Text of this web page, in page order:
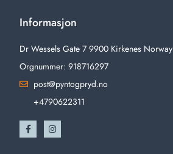
Informasjon
Dr Wessels Gate 7 9900 Kirkenes Norway
Orgnummer: 918716297
post@pyntogpryd.no
+4790622311